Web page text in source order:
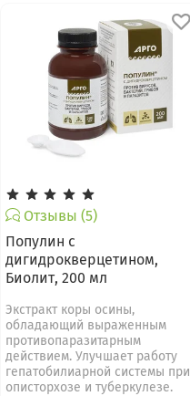
Отзывы (5)
Популин с
дигидрокверцетином,
Биолит, 200 мл
Экстракт коры осины,
обладающий выраженным
противопаразитарным
действием. Улучшает работу
гепатобилиарной системы при
описторхозе и туберкулезе.